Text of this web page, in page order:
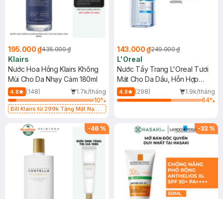
195.000 ₫435.000 ₫
Klairs
Nước Hoa Hồng Klairs Không
Mùi Cho Da Nhạy Cảm 180ml
4.8 (148)
1.7k/tháng
10%
Bill Klairs từ 299k Tặng Mặt Nạ
25ml (SL Có Hạn)
143.000 ₫249.000 ₫
L'Oreal
Nước Tẩy Trang L'Oreal Tươi
Mát Cho Da Dầu, Hỗn Hợp
400ml
4.8 (298)
1.9k/tháng
64%
-46 % -33 %